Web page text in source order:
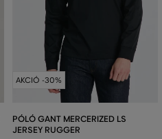
AKCIÓ -30%
PÓLÓ GANT MERCERIZED LS
JERSEY RUGGER